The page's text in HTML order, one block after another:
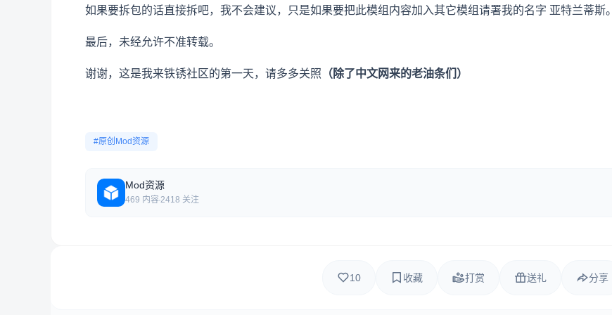
如果要拆包的话直接拆吧，我不会建议，只是如果要把此模组内容加入其它模组请署我的名字 亚特兰蒂斯。
最后，未经允许不准转载。
谢谢，这是我来铁锈社区的第一天，请多多关照 （除了中文网来的老油条们）
#原创Mod资源
Mod资源
469 内容 2418 关注
10 收藏 打赏 送礼 分享